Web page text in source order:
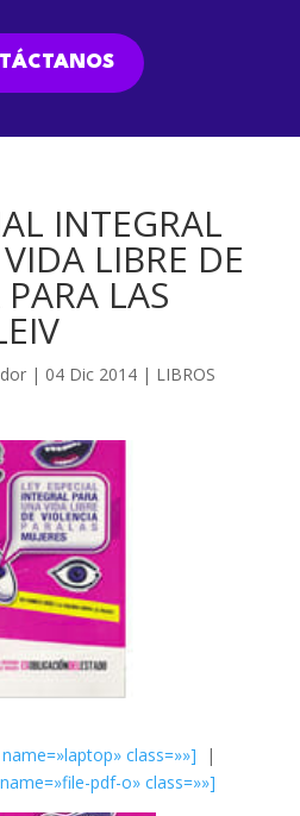
INTEGRAL
LIBRE DE
LAS
| 04 Dic 2014| LIBROS
class=»»] |
pdf-o» class=»»]